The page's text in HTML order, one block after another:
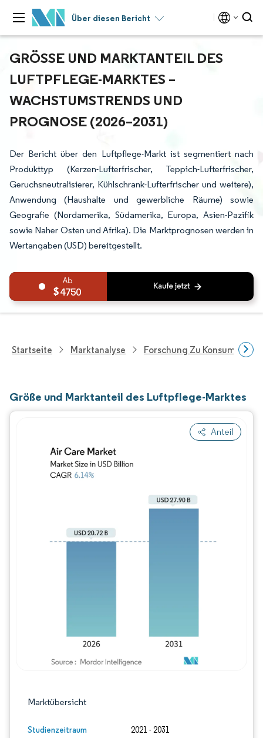
Über diesen Bericht
GRÖSSE UND MARKTANTEIL DES L
UFTPFLEGE-MARKTES – W
ACHSTUMSTRENDS UND P
ROGNOSE (2026–2031)
Der Bericht über den Luftpflege-Markt ist segmentiert nach
Produkttyp (Kerzen-Lufterfrischer, Teppich-Lufterfrischer,
Geruchsneutralisierer, Kühlschrank-Lufterfrischer und weitere),
Anwendung (Haushalte und gewerbliche Räume) sowie
Geografie (Nordamerika, Südamerika, Europa, Asien-Pazifik
sowie Naher Osten und Afrika). Die Marktprognosen werden in
Wertangaben (USD) bereitgestellt.
4750
Startseite Marktanalyse Forschung Zu
Größe und Marktanteil des Luftpflege-Marktes
Anteil
Marktübersicht
Studienzeitraum 2021 - 2031